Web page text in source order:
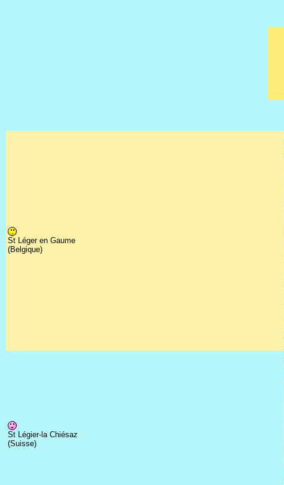
St Léger en Gaume
(Belgique)
St Légier-la Chiésaz
(Suisse)